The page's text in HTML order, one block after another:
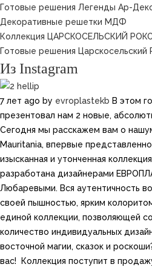
Готовые решения Легенды Ар-
Декоративные решетки МДФ
Коллекция ЦАРСКОСЕЛЬСКИЙ
Готовые решения Царскосельский
Из Instagram
7 лет ago by evroplastekb В этом
презентовал нам 2 новые,
Сегодня мы расскажем вам о
Mauritania, впервые
изысканная и утонченная
разработана дизайнерами
Любаревыми. Вся аутентичность
своей пышностью, ярким
единой коллекции, позволяющей
количество индивидуальных
восточной магии, сказок и
вас! ​ Коллекция поступит в